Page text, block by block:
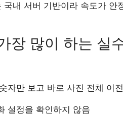
국내 서버 기반이라 속도가
장 많이 하는 실
자만 보고 바로 사진 전체 이전
설정을 확인하지 않음